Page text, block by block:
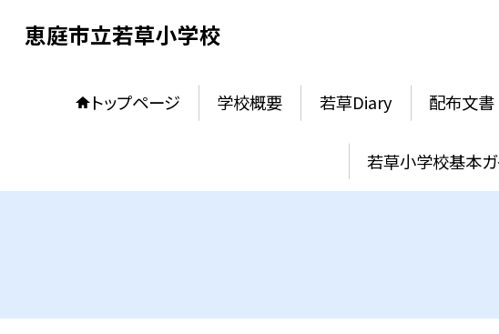
恵庭市立若草小学校
トップページ 学校概要 若草Diary 配布文書
若草小学校基本ガ